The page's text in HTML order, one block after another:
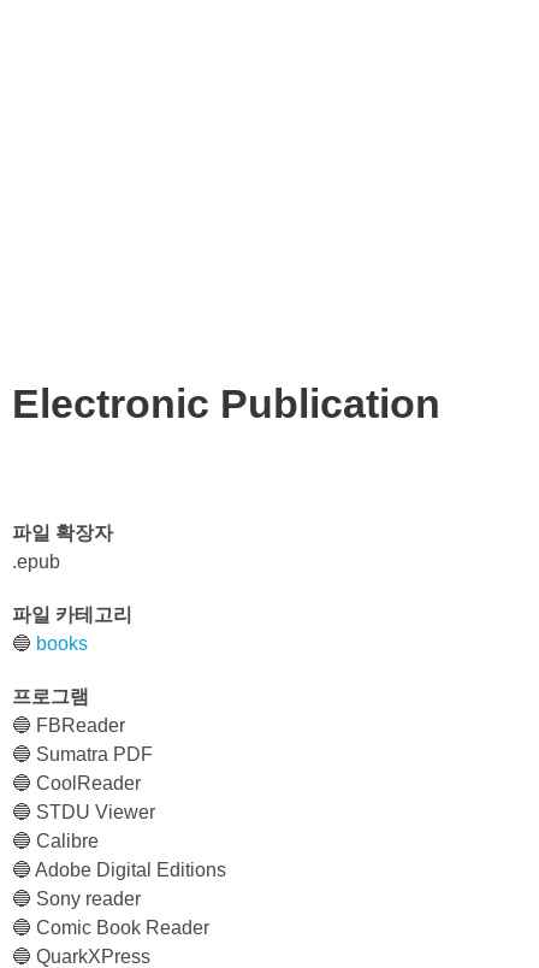
Electronic Publication
파일 확장자
.epub
파일 카테고리
🔵 books
프로그램
🔵 FBReader
🔵 Sumatra PDF
🔵 CoolReader
🔵 STDU Viewer
🔵 Calibre
🔵 Adobe Digital Editions
🔵 Sony reader
🔵 Comic Book Reader
🔵 QuarkXPress